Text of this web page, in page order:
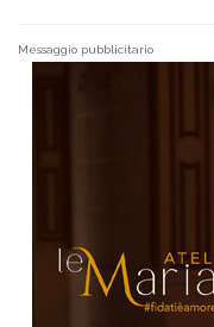
Messaggio pubblicitario